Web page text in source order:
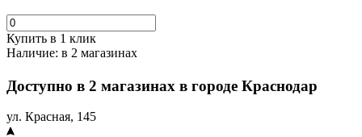
Купить в 1 клик
Наличие: в 2 магазинах
Доступно в 2 магазинах в городе Краснодар
ул. Красная, 145